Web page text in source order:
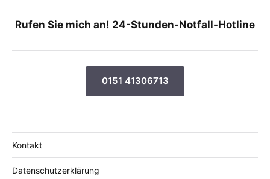
Rufen Sie mich an! 24-Stunden-Notfall-Hotline
0151 41306713
Kontakt
Datenschutzerklärung